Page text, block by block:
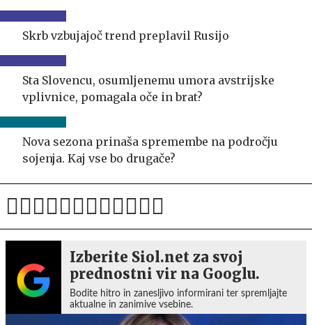
Skrb vzbujajoč trend preplavil Rusijo
Sta Slovencu, osumljenemu umora avstrijske
vplivnice, pomagala oče in brat?
Nova sezona prinaša spremembe na področju
sojenja. Kaj vse bo drugače?
Izberite Siol.net za svoj
prednostni vir na Googlu.
Bodite hitro in zanesljivo informirani ter spremljajte
aktualne in zanimive vsebine.